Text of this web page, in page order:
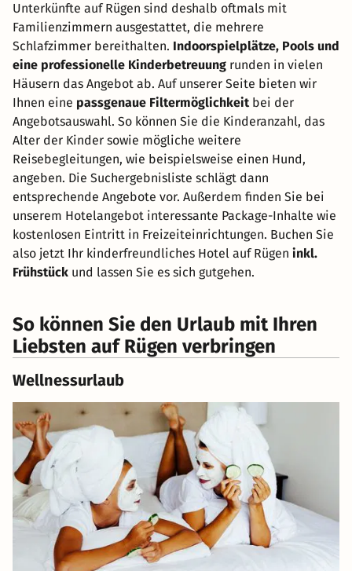
Unterkünfte auf Rügen sind deshalb oftmals mit
Familienzimmern ausgestattet, die mehrere
Schlafzimmer bereithalten. Indoorspielplätze, Pools und
eine professionelle Kinderbetreuung runden in vielen
Häusern das Angebot ab. Auf unserer Seite bieten wir
Ihnen eine passgenaue Filtermöglichkeitbei der
Angebotsauswahl. So können Sie die Kinderanzahl, das
Alter der Kinder sowie mögliche weitere
Reisebegleitungen, wie beispielsweise einen Hund,
angeben. Die Suchergebnisliste schlägt dann
entsprechende Angebote vor. Außerdem finden Sie bei
unserem Hotelangebot interessante Package-Inhalte wie
kostenlosen Eintritt in Freizeiteinrichtungen. Buchen Sie
also jetzt Ihr kinderfreundliches Hotel auf Rügen inkl.
Frühstück und lassen Sie es sich gutgehen.
So können Sie den Urlaub mit Ihren
Liebsten auf Rügen verbringen
Wellnessurlaub